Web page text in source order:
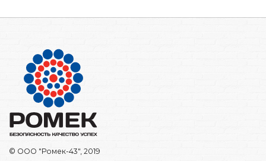
© ООО "Ромек-43", 2019